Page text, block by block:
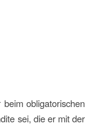
obligatorischen
sei, die er mit der